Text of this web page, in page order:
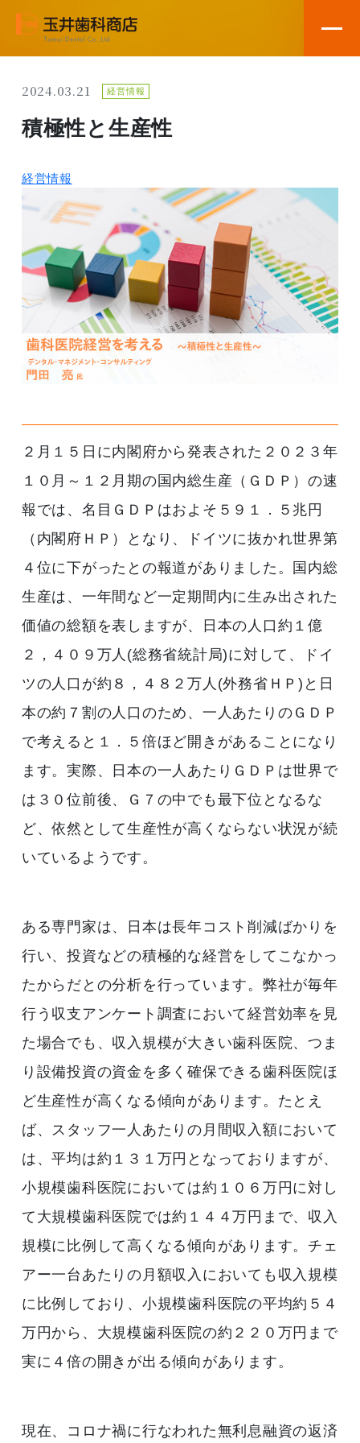
2024.03.21 経営情報
積極性と生産性
経営情報
２月１５日に内閣府から発表された２０２３年
１０月～１２月期の国内総生産（ＧＤＰ）の速
報では、名目ＧＤＰはおよそ５９１．５兆円
（内閣府ＨＰ）となり、ドイツに抜かれ世界第
４位に下がったとの報道がありました。国内総
生産は、一年間など一定期間内に生み出された
価値の総額を表しますが、日本の人口約１億
２，４０９万人(総務省統計局)に対して、ドイ
ツの人口が約８，４８２万人(外務省ＨＰ)と日
本の約７割の人口のため、一人あたりのＧＤＰ
で考えると１．５倍ほど開きがあることになり
ます。実際、日本の一人あたりＧＤＰは世界で
は３０位前後、Ｇ７の中でも最下位となるな
ど、依然として生産性が高くならない状況が続
いているようです。
ある専門家は、日本は長年コスト削減ばかりを
行い、投資などの積極的な経営をしてこなかっ
たからだとの分析を行っています。弊社が毎年
行う収支アンケート調査において経営効率を見
た場合でも、収入規模が大きい歯科医院、つま
り設備投資の資金を多く確保できる歯科医院ほ
ど生産性が高くなる傾向があります。たとえ
ば、スタッフ一人あたりの月間収入額において
は、平均は約１３１万円となっておりますが、
小規模歯科医院においては約１０６万円に対し
て大規模歯科医院では約１４４万円まで、収入
規模に比例して高くなる傾向があります。チェ
アー一台あたりの月額収入においても収入規模
に比例しており、小規模歯科医院の平均約５４
万円から、大規模歯科医院の約２２０万円まで
実に４倍の開きが出る傾向があります。
現在、コロナ禍に行なわれた無利息融資の返済